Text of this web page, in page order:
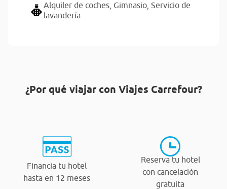
Alquiler de coches, Gimnasio, Servicio de
lavandería
¿Por qué viajar con Viajes Carrefour?
Financia tu hotel
hasta en 12 meses
Reserva tu hotel
con cancelación
gratuita